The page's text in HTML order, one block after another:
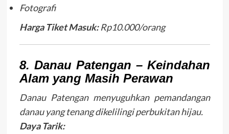
Fotografi
Harga Tiket Masuk:Rp10.000/orang
8. Danau Patengan – Keindahan
Alam yang Masih Perawan
Danau Patengan menyuguhkan pemandangan
danau yang tenang dikelilingi perbukitan hijau.
Daya Tarik: